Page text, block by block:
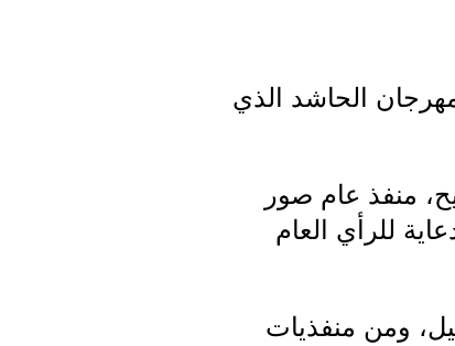
الحاشد الذي
منفذ عام صور
للرأي العام
ومن منفذيات